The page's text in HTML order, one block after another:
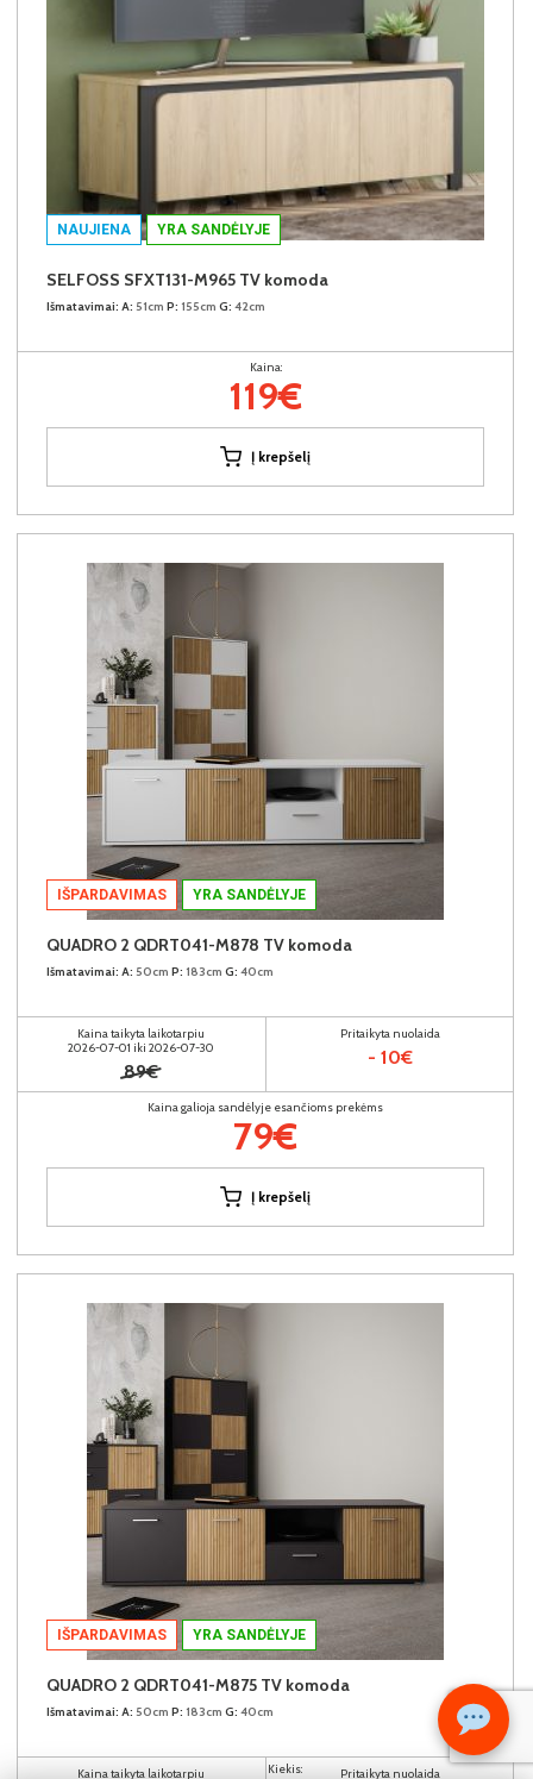
Kiekis:
NAUJIENA YRA SANDĖLYJE
SELFOSS SFXT131-M965 TV komoda
Išmatavimai: A: 51cm P: 155cm G: 42cm
Kaina:
119€
Į krepšelį
IŠPARDAVIMAS YRA SANDĖLYJE
QUADRO 2 QDRT041-M878 TV komoda
Išmatavimai: A: 50cm P: 183cm G: 40cm
Kaina taikyta laikotarpiu
2026-07-01 iki 2026-07-30
89€
Pritaikyta nuolaida
- 10€
Kaina galioja sandėlyje esančioms prekėms
79€
Į krepšelį
IŠPARDAVIMAS YRA SANDĖLYJE
QUADRO 2 QDRT041-M875 TV komoda
Išmatavimai: A: 50cm P: 183cm G: 40cm
Kaina taikyta laikotarpiu Pritaikyta nuolaida